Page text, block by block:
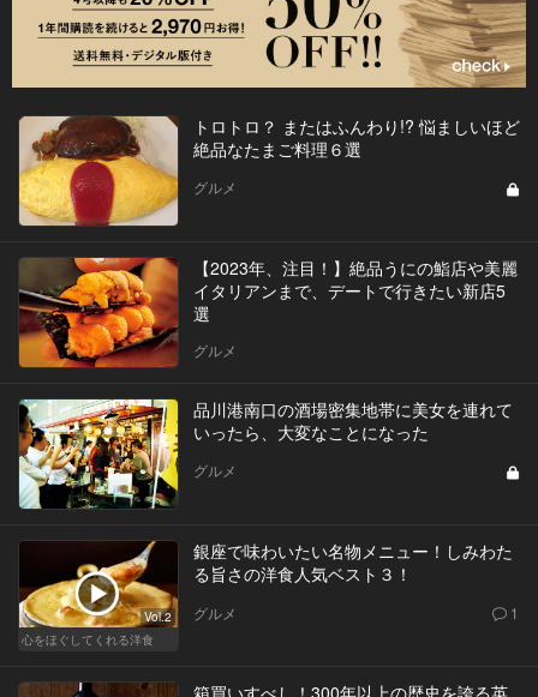
トロトロ？ またはふんわり!? 悩ましいほど
絶品なたまご料理６選
グルメ
【2023年、注目！】絶品うにの鮨店や美麗
イタリアンまで、デートで行きたい新店5
選
グルメ
品川港南口の酒場密集地帯に美女を連れて
いったら、大変なことになった
グルメ
Vol.2
心をほぐしてくれる洋食
銀座で味わいたい名物メニュー！しみわた
る旨さの洋食人気ベスト３！
グルメ 1
箱買いすべし！300年以上の歴史を誇る英